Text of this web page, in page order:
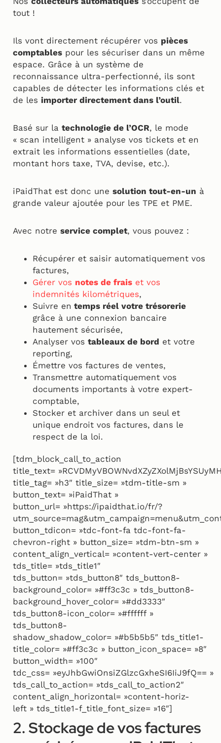
tout !
Ils vont directement récupérer vos pièces
comptables pour les sécuriser dans un même
espace. Grâce à un système de
reconnaissance ultra-perfectionné, ils sont
capables de détecter les informations clés et
de les importer directement dans l’outil.
Basé sur la technologie de l’OCR, le mode
« scan intelligent » analyse vos tickets et en
extrait les informations essentielles (date,
montant hors taxe, TVA, devise, etc.).
iPaidThat est donc une solution tout-en-un à
grande valeur ajoutée pour les TPE et PME.
Avec notre service complet, vous pouvez :
Récupérer et saisir automatiquement vos
factures,
Gérer vos notes de frais et vos
indemnités kilométriques,
Suivre en temps réel votre trésorerie
grâce à une connexion bancaire
hautement sécurisée,
Analyser vos tableaux de bord et votre
reporting,
Émettre vos factures de ventes,
Transmettre automatiquement vos
documents importants à votre expert-
comptable,
Stocker et archiver dans un seul et
unique endroit vos factures, dans le
respect de la loi.
[tdm_block_call_to_action
title_text=
title_tag= »h3″ title_size= »tdm-title-sm »
button_text= »iPaidThat »
button_url= »https://ipaidthat.io/fr/?
button_tdicon= »tdc-font-fa tdc-font-fa-
chevron-right » button_size= »tdm-btn-sm »
content_align_vertical= »content-vert-center »
tds_title= »tds_title1″
tds_button= »tds_button8″ tds_button8-
background_color= »#ff3c3c » tds_button8-
background_hover_color= »#dd3333″
tds_button8-icon_color= »#ffffff »
tds_button8-
shadow_shadow_color= »#b5b5b5″ tds_title1-
title_color= »#ff3c3c » button_icon_space= »8″
button_width= »100″
tdc_css= »eyJhbGwiOnsiZGlzcGxheSI6IiJ9fQ== »
tds_call_to_action= »tds_call_to_action2″
content_align_horizontal= »content-horiz-
left » tds_title1-f_title_font_size= »16″]
2. Stockage de vos factures